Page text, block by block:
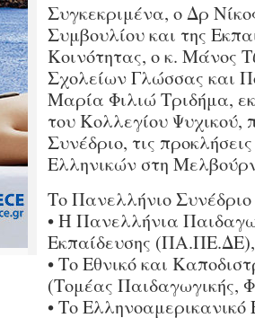
Συγκεκριμένα, ο Δρ
Συμβουλίου και της
Κοινότητας, ο κ. Μάνος
Σχολείων Γλώσσας και
Μαρία Φιλιώ Τριδήμα,
του Κολλεγίου Ψυχικού,
Συνέδριο, τις
Eλληνικών στη
Το Πανελλήνιο
• Η Πανελλήνια
Εκπαίδευσης (ΠΑ.ΠΕ.ΔΕ),
• Το Εθνικό και
(Τομέας Παιδαγωγικής,
• Το